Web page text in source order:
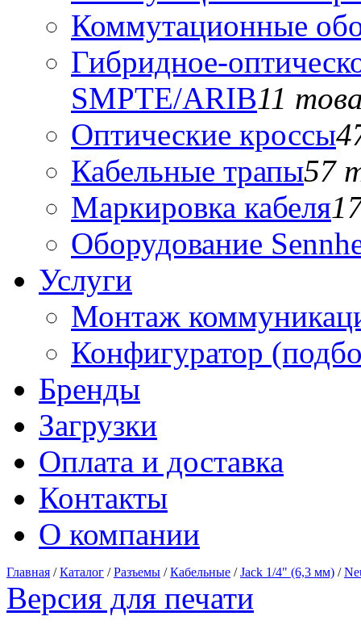
Коммутационные
Гибридное-
SMPTE/ARIB11
Оптические кроссы
Кабельные трапы57
Маркировка кабеля
Оборудование
Услуги
Монтаж
Конфигуратор
Бренды
Загрузки
Оплата и доставка
Контакты
О компании
Главная /Каталог /Разъемы /Кабельные /Jack 1/4" (6,3 мм) /
Версия для печати